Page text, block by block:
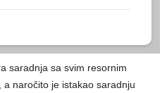
saradnja sa svim resornim
a naročito je istakao saradnju